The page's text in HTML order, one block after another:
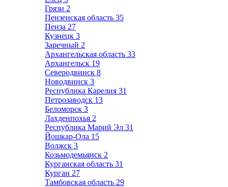
Грязи 2
Пензенская область 35
Пенза 27
Кузнецк 3
Заречный 2
Архангельская область 33
Архангельск 19
Северодвинск 8
Новодвинск 3
Республика Карелия 31
Петрозаводск 13
Беломорск 3
Лахденпохья 2
Республика Марий Эл 31
Йошкар-Ола 15
Волжск 3
Козьмодемьянск 2
Курганская область 31
Курган 27
Тамбовская область 29